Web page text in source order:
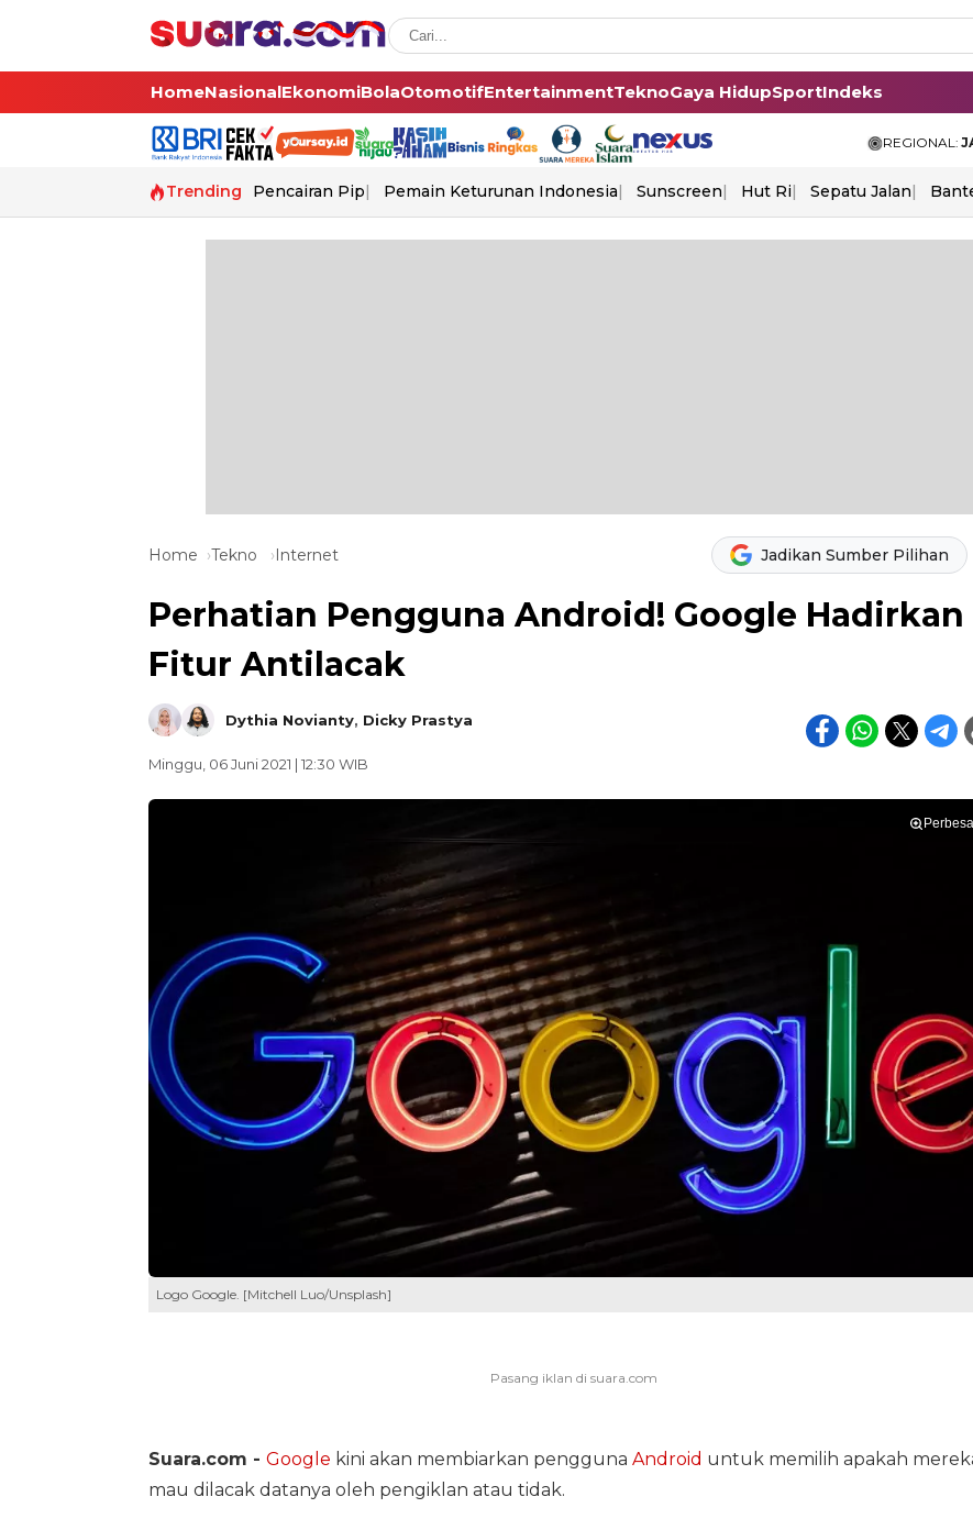
HomeNasionalEkonomiBolaOtomotifEntertainmentTeknoGaya HidupSportIndeks
REGIONAL:
Trending Pencairan Pip Pemain Keturunan Indonesia Sunscreen Hut Ri Sepatu Jalan
Home Tekno Internet Jadikan Sumber Pilihan
Perhatian Pengguna Android! Google Hadirkan
Fitur Antilacak
Dythia Novianty, Dicky Prastya
Minggu, 06 Juni 2021 | 12:30 WIB
Logo Google. [Mitchell Luo/Unsplash]
Suara.com - Google kini akan membiarkan pengguna Android untuk memilih apakah
mau dilacak datanya oleh pengiklan atau tidak.